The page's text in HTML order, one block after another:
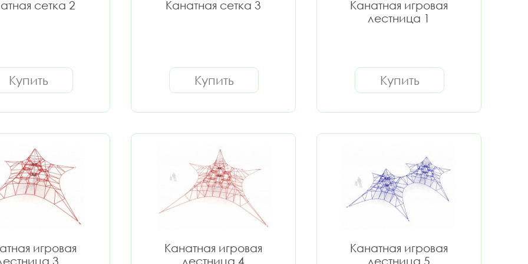
сетка 2
Купить
Канатная сетка 3
Купить
Канатная игровая
лестница 1
Купить
игровая
3
Канатная игровая
лестница 4
Канатная игровая
лестница 5